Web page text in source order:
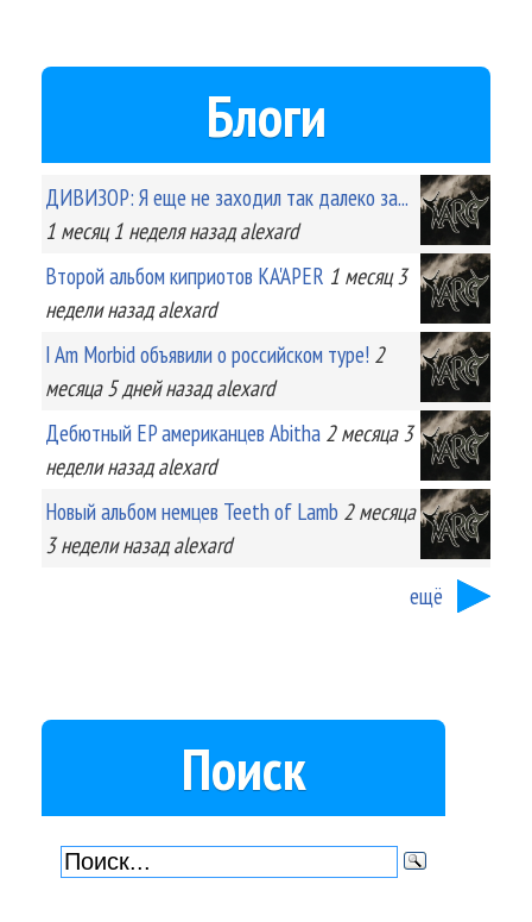
Блоги
ДИВИЗОР: Я еще не заходил так далеко за...
1 месяц 1 неделяназад alexard
Второй альбом киприотов KA'APER 1 месяц 3
неделиназад alexard
I Am Morbid объявили о российском туре! 2
месяца 5 днейназад alexard
Дебютный EP американцев Abitha 2 месяца 3
неделиназад alexard
Новый альбом немцев Teeth of Lamb 2 месяца
3 неделиназад alexard
ещё
Поиск